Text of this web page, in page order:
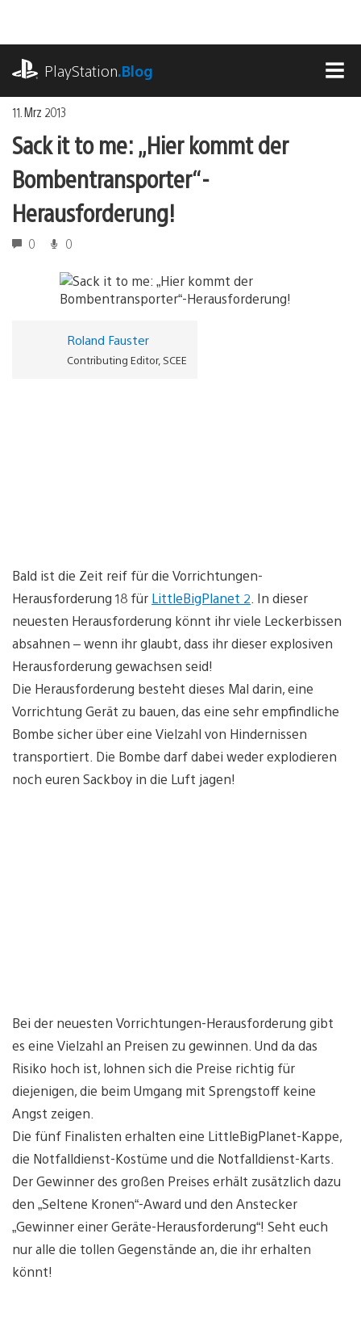
springen
PlayStation.Blog
11. Mrz 2013
Sack it to me: „Hier kommt der
Bombentransporter“-
Herausforderung!
0 0
Roland Fauster
Contributing Editor, SCEE
Bald ist die Zeit reif für die Vorrichtungen-
Herausforderung 18 für LittleBigPlanet 2 . In dieser
neuesten Herausforderung könnt ihr viele Leckerbissen
absahnen – wenn ihr glaubt, dass ihr dieser explosiven
Herausforderung gewachsen seid!
Die Herausforderung besteht dieses Mal darin, eine
Vorrichtung Gerät zu bauen, das eine sehr empfindliche
Bombe sicher über eine Vielzahl von Hindernissen
transportiert. Die Bombe darf dabei weder explodieren
noch euren Sackboy in die Luft jagen!
Bei der neuesten Vorrichtungen-Herausforderung gibt
es eine Vielzahl an Preisen zu gewinnen. Und da das
Risiko hoch ist, lohnen sich die Preise richtig für
diejenigen, die beim Umgang mit Sprengstoff keine
Angst zeigen.
Die fünf Finalisten erhalten eine LittleBigPlanet-Kappe,
die Notfalldienst-Kostüme und die Notfalldienst-Karts.
Der Gewinner des großen Preises erhält zusätzlich dazu
den „Seltene Kronen“-Award und den Anstecker
„Gewinner einer Geräte-Herausforderung“! Seht euch
nur alle die tollen Gegenstände an, die ihr erhalten
könnt!